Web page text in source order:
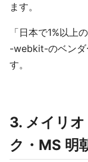
ます。
「日本で1%以上
-webkit-のベンダ
す。
3. メイリ
ク・MS 明